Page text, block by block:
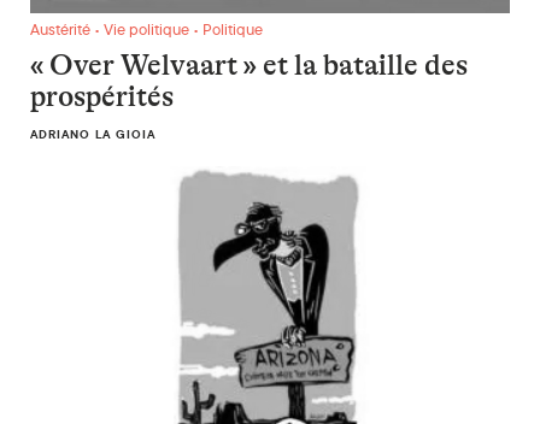
« Over Welvaart » et la bataille des prospérités
Austérité • Vie politique • Politique
« Over Welvaart » et la bataille des
prospérités
ADRIANO LA GIOIA